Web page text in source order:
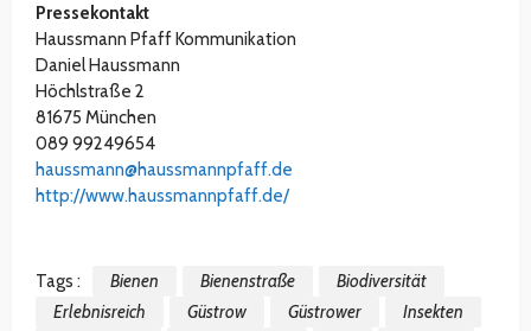
Pressekontakt
Haussmann Pfaff Kommunikation
Daniel Haussmann
Höchlstraße 2
81675 München
089 99249654
haussmann@haussmannpfaff.de
http://www.haussmannpfaff.de/
Tags : Bienen Bienenstraße
Biodiversität
Erlebnisreich
Güstrow Güstrower Insekten